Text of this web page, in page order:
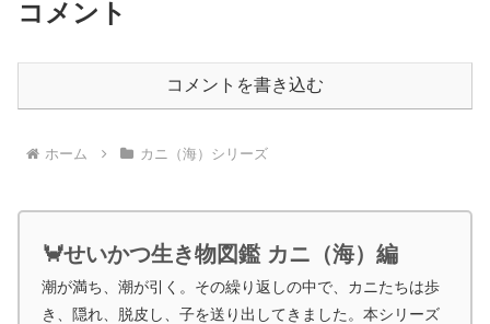
コメント
コメントを書き込む
ホーム カニ（海）シリーズ
🦀せいかつ生き物図鑑 カニ（海）編
潮が満ち、潮が引く。その繰り返しの中で、カニたちは歩
き、隠れ、脱皮し、子を送り出してきました。本シリーズ